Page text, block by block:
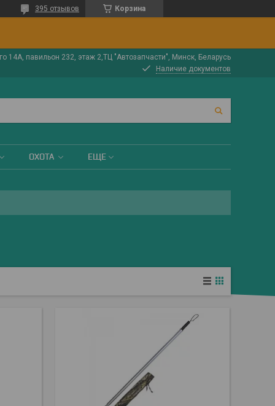
Корзина
395 отзывов
14А, павильон 232, этаж 2,ТЦ "Автозапчасти", Минск, Беларусь
Наличие документов
ОХОТА ЕЩЕ